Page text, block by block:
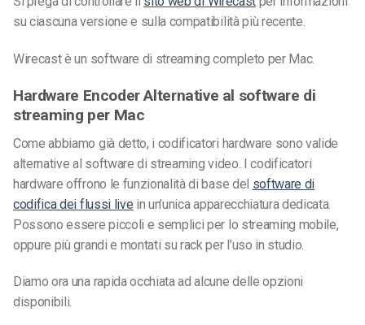
su ciascuna versione e sulla compatibilità più recente.
Wirecast è un software di streaming completo per Mac.
Hardware Encoder Alternative al software di
streaming per Mac
Come abbiamo già detto, i codificatori hardware sono valide
alternative al software di streaming video. I codificatori
hardware offrono le funzionalità di base del software di
codifica dei flussi live in un’unica apparecchiatura dedicata.
Possono essere piccoli e semplici per lo streaming mobile,
oppure più grandi e montati su rack per l’uso in studio.
Diamo ora una rapida occhiata ad alcune delle opzioni
disponibili.